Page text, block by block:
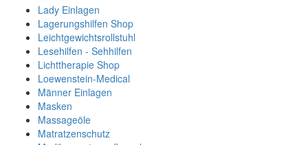
Lady Einlagen
Lagerungshilfen Shop
Leichtgewichtsrollstuhl
Lesehilfen - Sehhilfen
Lichttherapie Shop
Loewenstein-Medical
Männer Einlagen
Masken
Massageöle
Matratzenschutz